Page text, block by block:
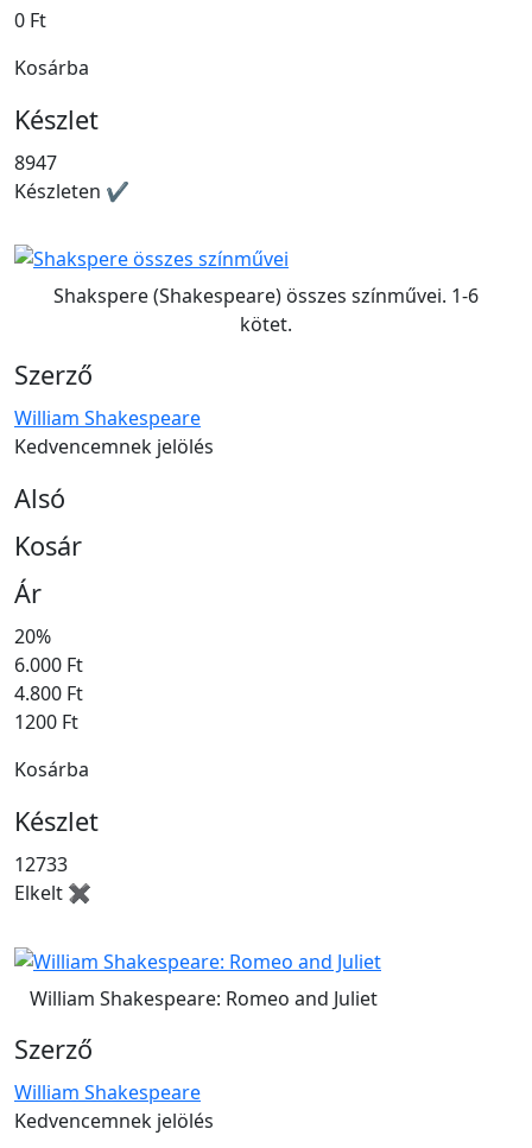
0 Ft
Kosárba
Készlet
8947
Készleten ✔
Shakspere (Shakespeare) összes színművei. 1-6
kötet.
Szerző
William Shakespeare
Kedvencemnek jelölés
Alsó
Kosár
Ár
20%
6.000 Ft
4.800 Ft
1200 Ft
Kosárba
Készlet
12733
Elkelt ✖
William Shakespeare: Romeo and Juliet
Szerző
William Shakespeare
Kedvencemnek jelölés